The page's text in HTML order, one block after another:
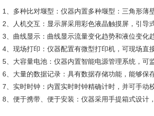
1、多种比对堰型：仪器内置多种堰型：三角形薄
2、人机交互：显示屏采用彩色液晶触摸屏，引导
3、曲线显示：曲线显示流量变化趋势和液位变化趋
4、现场打印：仪器配置有微型打印机，可现场直
5、大容量电池：仪器内置智能电源管理系统，可
6、大量的数据记录：具有数据存储功能，能够保
7、实时时钟：内置实时时钟精确计时，并可手动校
8、便于携带、便于安装：仪器采用手提箱式设计